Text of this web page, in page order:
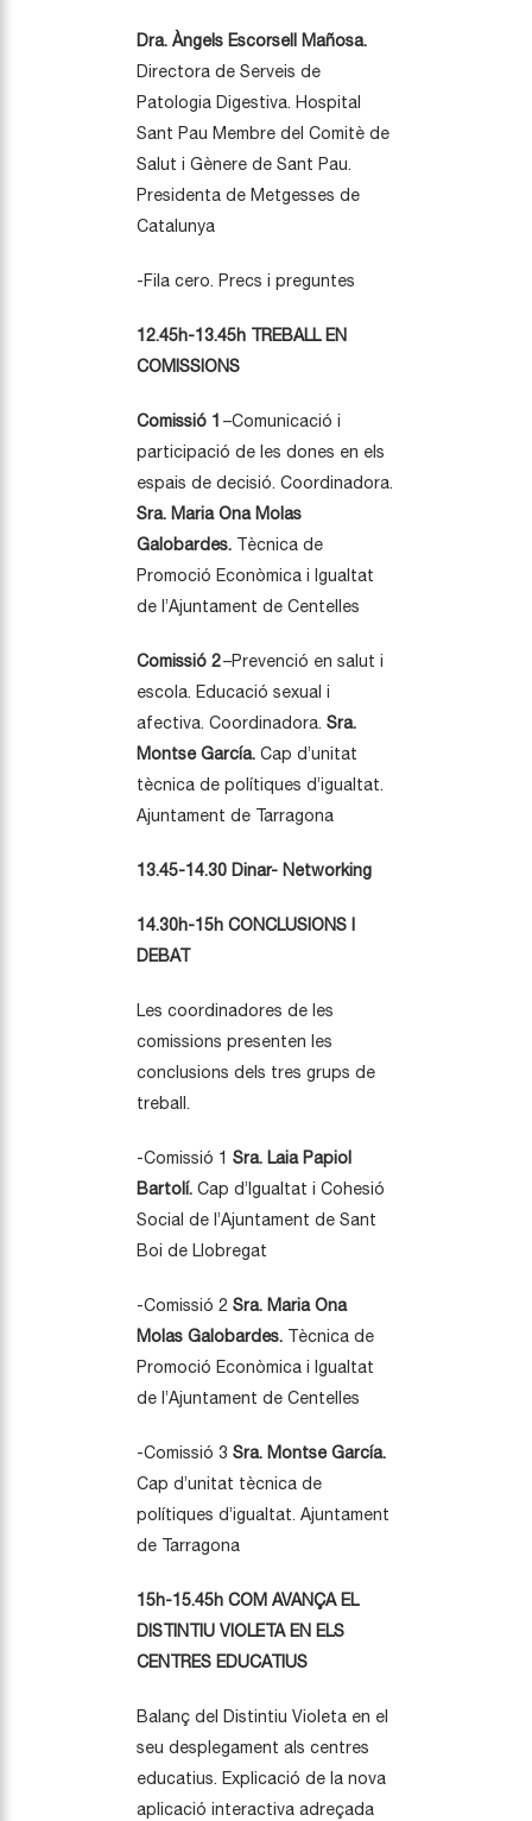
Dra. Àngels Escorsell Mañosa.
Directora de Serveis de
Patologia Digestiva. Hospital
Sant Pau Membre del Comitè de
Salut i Gènere de Sant Pau.
Presidenta de Metgesses de
Catalunya
-Fila cero. Precs i preguntes
12.45h-13.45h TREBALL EN
COMISSIONS
Comissió 1 –Comunicació i
participació de les dones en els
espais de decisió. Coordinadora.
Sra. Maria Ona Molas
Galobardes. Tècnica de
Promoció Econòmica i Igualtat
de l’Ajuntament de Centelles
Comissió 2–Prevenció en salut i
escola. Educació sexual i
afectiva. Coordinadora. Sra.
Montse García. Cap d’unitat
tècnica de polítiques d’igualtat.
Ajuntament de Tarragona
13.45-14.30 Dinar- Networking
14.30h-15h CONCLUSIONS I
DEBAT
Les coordinadores de les
comissions presenten les
conclusions dels tres grups de
treball.
-Comissió 1 Sra. Laia Papiol
Bartolí. Cap d’Igualtat i Cohesió
Social de l’Ajuntament de Sant
Boi de Llobregat
-Comissió 2 Sra. Maria Ona
Molas Galobardes. Tècnica de
Promoció Econòmica i Igualtat
de l’Ajuntament de Centelles
-Comissió 3 Sra. Montse García.
Cap d’unitat tècnica de
polítiques d’igualtat. Ajuntament
de Tarragona
15h-15.45h COM AVANÇA EL
DISTINTIU VIOLETA EN ELS
CENTRES EDUCATIUS
Balanç del Distintiu Violeta en el
seu desplegament als centres
educatius. Explicació de la nova
aplicació interactiva adreçada